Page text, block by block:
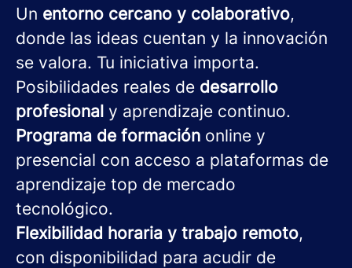
Un entorno cercano y colaborativo,
donde las ideas cuentan y la innovación
se valora. Tu iniciativa importa.
Posibilidades reales de desarrollo
profesional y aprendizaje continuo.
Programa de formación online y
presencial con acceso a plataformas de
aprendizaje top de mercado
tecnológico.
Flexibilidad horaria y trabajo remoto,
con disponibilidad para acudir de